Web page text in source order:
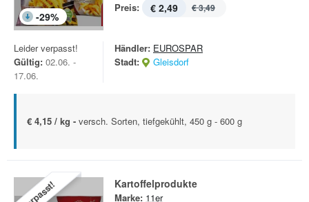
-29%
Preis: € 2,49 € 3,49
Leider verpasst!
Gültig: 02.06. -
17.06.
Händler: EUROSPAR
Stadt:
Gleisdorf
€ 4,15 / kg - versch. Sorten, tiefgekühlt, 450 g - 600 g
Kartoffelprodukte
Marke: 11er